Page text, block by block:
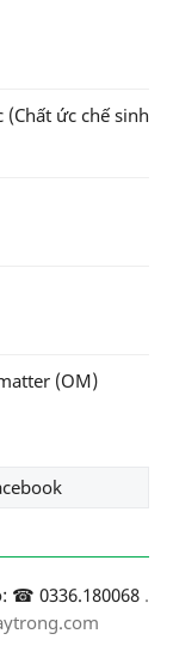
(Chất ức chế sinh
(OM)
☎ 0336.180068 .